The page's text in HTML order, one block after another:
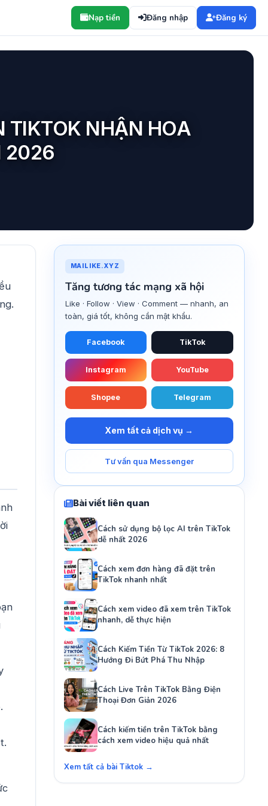
Nạp tiền Đăng nhập Đăng ký
TIKTOK NHẬN HOA
2026
MAILIKE.XYZ
Tăng tương tác mạng xã hội
Like · Follow · View · Comment — nhanh, an
toàn, giá tốt, không cần mật khẩu.
Facebook TikTok
Instagram YouTube
Shopee Telegram
Xem tất cả dịch vụ →
Tư vấn qua Messenger
Bài viết liên quan
Cách sử dụng bộ lọc AI trên TikTok
dễ nhất 2026
Cách xem đơn hàng đã đặt trên
TikTok nhanh nhất
Cách xem video đã xem trên TikTok
nhanh, dễ thực hiện
Cách Kiếm Tiền Từ TikTok 2026: 8
Hướng Đi Bứt Phá Thu Nhập
Cách Live Trên TikTok Bằng Điện
Thoại Đơn Giản 2026
Cách kiếm tiền trên TikTok bằng
cách xem video hiệu quả nhất
Xem tất cả bài Tiktok →